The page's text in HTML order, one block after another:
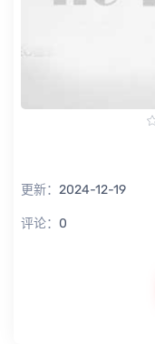
更新： 2024-12-19
评论： 0